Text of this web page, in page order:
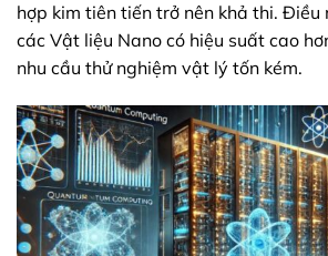
hợp kim tiên tiến trở nên khả thi. Điều
các Vật liệu Nano có hiệu suất cao
nhu cầu thử nghiệm vật lý tốn kém.